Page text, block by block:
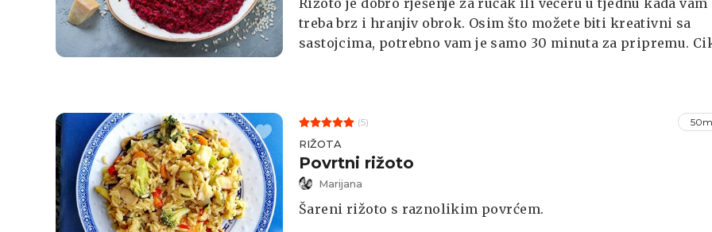
Rižoto je dobro rješenje za ručak ili večeru u tjednu kada vam
treba brz i hranjiv obrok. Osim što možete biti kreativni sa
sastojcima, potrebno vam je samo 30 minuta za pripremu.
(5)
RIŽOTA
Povrtni rižoto
Marijana
Šareni rižoto s raznolikim povrćem.